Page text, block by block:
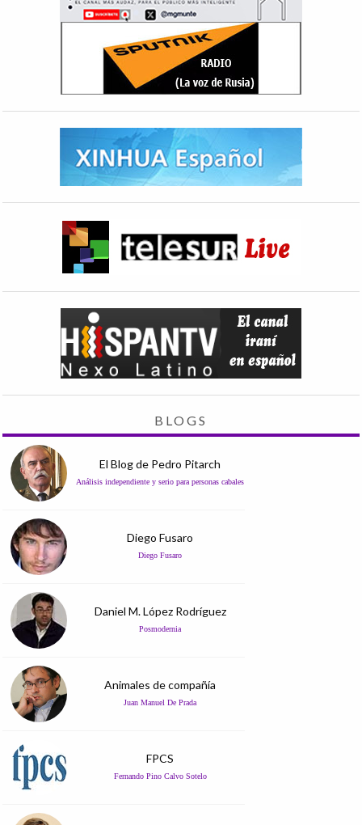
BLOGS
El Blog de Pedro Pitarch
Análisis independiente y serio para personas cabales
Diego Fusaro
Diego Fusaro
Daniel M. López Rodríguez
Posmodernia
Animales de compañía
Juan Manuel De Prada
FPCS
Fernando Pino Calvo Sotelo